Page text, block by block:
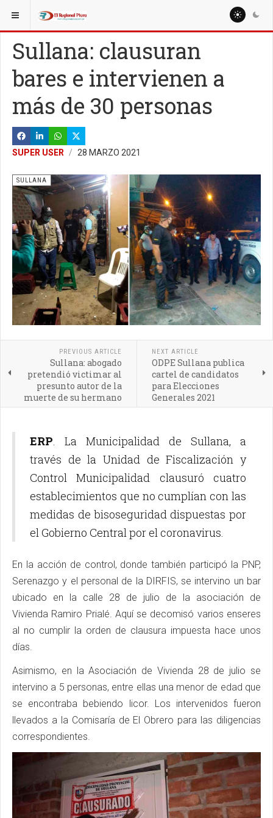
ESTÁ AQUÍ: LOCALES
Sullana: clausuran
bares e intervienen a
más de 30 personas
SUPER USER 28 MARZO 2021
SULLANA
PREVIOUS ARTICLE
Sullana: abogado
pretendió victimar al
presunto autor de la
muerte de su hermano
NEXT ARTICLE
ODPE Sullana publica
cartel de candidatos
para Elecciones
Generales 2021
ERP. La Municipalidad de Sullana, a
través de la Unidad de Fiscalización y
Control Municipalidad clausuró cuatro
establecimientos que no cumplían con las
medidas de bisoseguridad dispuestas por
el Gobierno Central por el coronavirus.
En la acción de control, donde también participó la PNP,
Serenazgo y el personal de la DIRFIS, se intervino un bar
ubicado en la calle 28 de julio de la asociación de
Vivienda Ramiro Prialé. Aquí se decomisó varios enseres
al no cumplir la orden de clausura impuesta hace unos
días.
Asimismo, en la Asociación de Vivienda 28 de julio se
intervino a 5 personas, entre ellas una menor de edad que
se encontraba bebiendo licor. Los intervenidos fueron
llevados a la Comisaría de El Obrero para las diligencias
correspondientes.